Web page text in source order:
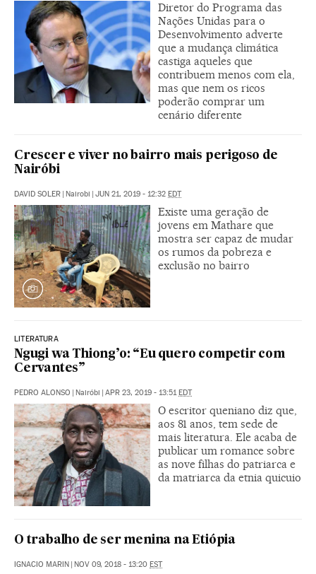
Diretor do Programa das
Nações Unidas para o
Desenvolvimento adverte
que a mudança climática
castiga aqueles que
contribuem menos com ela,
mas que nem os ricos
poderão comprar um
cenário diferente
Crescer e viver no bairro mais perigoso de
Nairóbi
DAVID SOLER | Nairobi | JUN 21, 2019 - 12:32 EDT
Existe uma geração de
jovens em Mathare que
mostra ser capaz de mudar
os rumos da pobreza e
exclusão no bairro
LITERATURA
Ngugi wa Thiong’o: “Eu quero competir com
Cervantes”
PEDRO ALONSO | Nairóbi | APR 23, 2019 - 13:51EDT
O escritor queniano diz que,
aos 81 anos, tem sede de
mais literatura. Ele acaba de
publicar um romance sobre
as nove filhas do patriarca e
da matriarca da etnia quicuio
O trabalho de ser menina na Etiópia
IGNACIO MARIN | NOV 09, 2018 - 13:20 EST